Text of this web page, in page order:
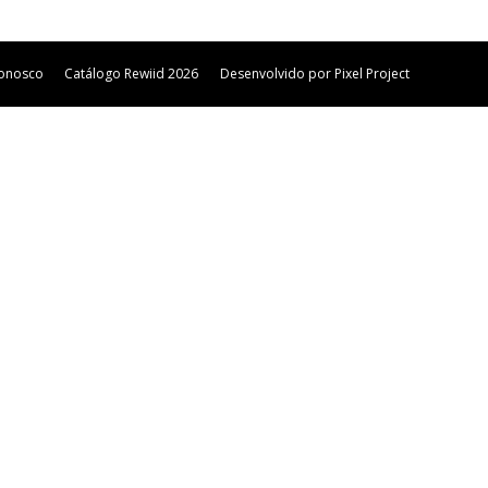
Catálogo Rewiid 2026 Desenvolvido porPixel Project